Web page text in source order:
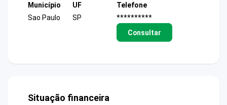
Município
Sao Paulo
UF
SP
Telefone
**********
Consultar
Situação financeira